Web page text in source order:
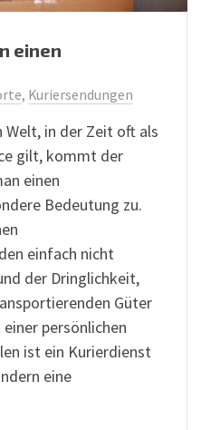
einen
, Kuriersendungen
Welt, in der Zeit oft als
gilt, kommt der
einen
Bedeutung zu.
einfach nicht
der Dringlichkeit,
Güter
persönlichen
ist ein Kurierdienst
eine